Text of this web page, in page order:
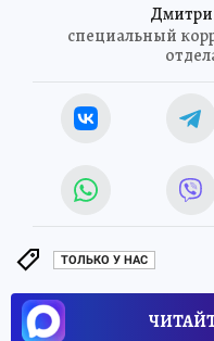
специальный
ТОЛЬКО У НАС